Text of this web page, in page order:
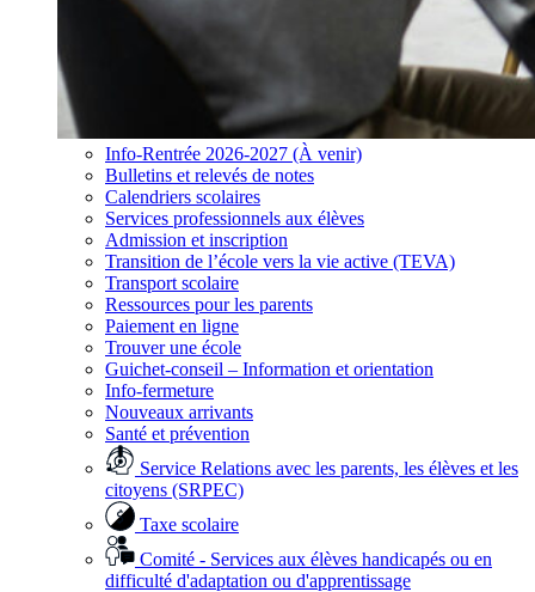
Info-Rentrée 2026-2027 (À venir)
Bulletins et relevés de notes
Calendriers scolaires
Services professionnels aux élèves
Admission et inscription
Transition de l’école vers la vie active (TEVA)
Transport scolaire
Ressources pour les parents
Paiement en ligne
Trouver une école
Guichet-conseil – Information et orientation
Info-fermeture
Nouveaux arrivants
Santé et prévention
Service Relations avec les parents, les élèves et les
citoyens (SRPEC)
Taxe scolaire
Comité - Services aux élèves handicapés ou en
difficulté d'adaptation ou d'apprentissage